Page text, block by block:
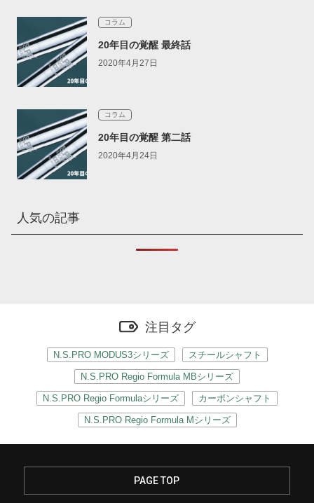
コラム
20年目の覚醒 最終話
2020年4月27日
コラム
20年目の覚醒 第二話
2020年4月24日
人気の記事
注目タグ
N.S.PRO MODUS3シリーズ スチールシャフト
N.S.PRO Regio Formula MBシリーズ
N.S.PRO Regio Formulaシリーズ カーボンシャフト
N.S.PRO Regio Formula Mシリーズ
PAGE TOP